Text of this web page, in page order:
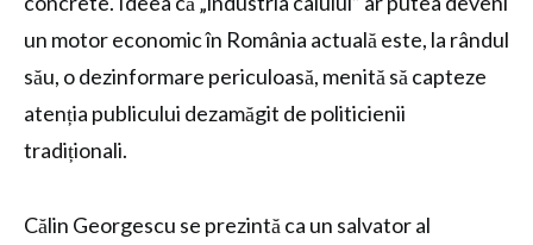
un motor economic în România actuală este, la rândul
său, o dezinformare periculoasă, menită să capteze
atenția publicului dezamăgit de politicienii
tradiționali.
Călin Georgescu se prezintă ca un salvator al